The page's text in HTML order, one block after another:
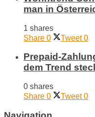
man in
1 shares
Share 0 Tweet 0
Prepaid-
dem Trend
0 shares
Share 0 Tweet 0